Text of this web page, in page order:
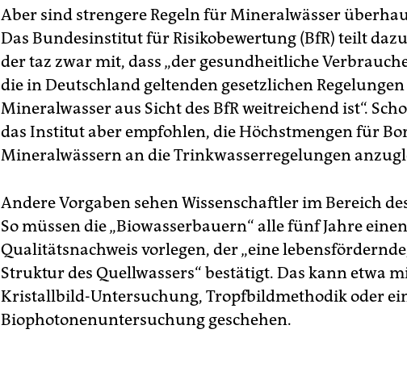
Aber sind strengere Regeln für Mineralwässer
Das Bundesinstitut für Risikobewertung (BfR) teilt
der taz zwar mit, dass „der gesundheitliche
die in Deutschland geltenden gesetzlichen
Mineralwasser aus Sicht des BfR weitreichend ist“.
das Institut aber empfohlen, die Höchstmengen für
Mineralwässern an die Trinkwasserregelungen
Andere Vorgaben sehen Wissenschaftler im Bereich
So müssen die „Biowasserbauern“ alle fünf Jahre einen
Qualitätsnachweis vorlegen, der „eine
Struktur des Quellwassers“ bestätigt. Das kann etwa
Kristallbild-Untersuchung, Tropfbildmethodik oder
Biophotonenuntersuchung geschehen.